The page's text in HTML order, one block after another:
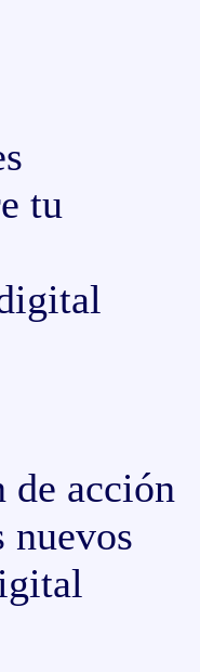
tu
de acción
nuevos